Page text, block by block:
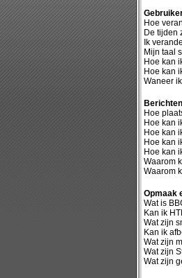
Hoe
De tijden
Ik
Mijn taal
Hoe kan
Hoe kan
Waneer
Hoe
Hoe kan
Hoe kan
Hoe kan
Hoe kan
Waarom
Waarom
Opmaak
Wat is
Kan ik
Wat zijn
Kan ik
Wat zijn
Wat zijn
Wat zijn